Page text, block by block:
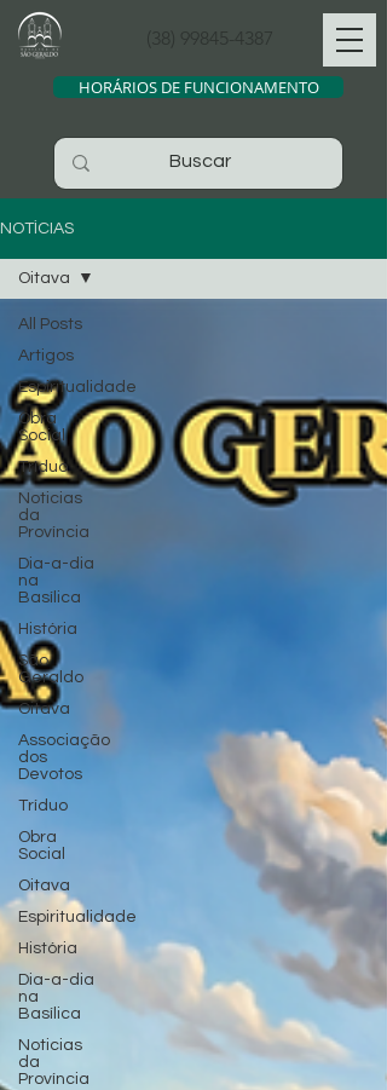
(38) 99845-4387
HORÁRIOS DE FUNCIONAMENTO
NOTÍCIAS
All Posts
Artigos
Espiritualidade
Obra
Social
Tríduo
Noticias
da
Província
Dia-a-dia
na
Basílica
História
São
Geraldo
Oitava
Associação
dos
Devotos
Tríduo
Obra
Social
Oitava
Espiritualidade
História
Dia-a-dia
na
Basílica
Noticias
da
Província
Oitava